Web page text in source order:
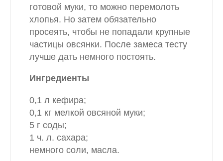
готовой муки, то можно перемолоть
хлопья. Но затем обязательно
просеять, чтобы не попадали крупные
частицы овсянки. После замеса тесту
лучше дать немного постоять.
Ингредиенты
0,1 л кефира;
0,1 кг мелкой овсяной муки;
5 г соды;
1 ч. л. сахара;
немного соли, масла.